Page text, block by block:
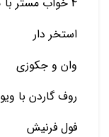
استخر دار
وان و جکوزی
روف گاردن با ویو 360 جنگل و کوهپایه
فول فرنیش